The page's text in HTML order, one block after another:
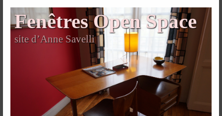
Fenêtres Open Space
site d’Anne Savelli